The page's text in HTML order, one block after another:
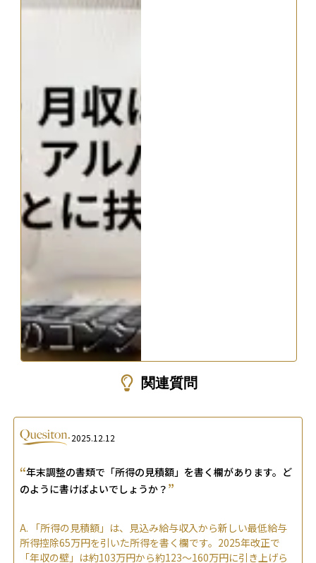
関連質問
2025.12.12
“年末調整の書類で「所得の見積額」を書く欄があります。ど
のように書けばよいでしょうか？ ”
A.
「所得の見積額」は、見込み給与収入から新しい最低給与
所得控除65万円を引いた所得を書く欄です。2025年改正で
「年収の壁」は約103万円から約123〜160万円に引き上げら